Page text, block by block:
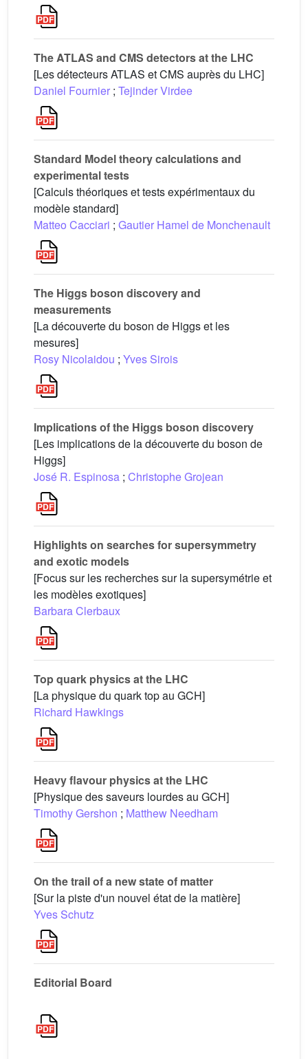
The ATLAS and CMS detectors at the LHC
[Les détecteurs ATLAS et CMS auprès du LHC]
Daniel Fournier ; Tejinder Virdee
Standard Model theory calculations and
experimental tests
[Calculs théoriques et tests expérimentaux du
modèle standard]
Matteo Cacciari ; Gautier Hamel de Monchenault
The Higgs boson discovery and
measurements
[La découverte du boson de Higgs et les
mesures]
Rosy Nicolaidou ; Yves Sirois
Implications of the Higgs boson discovery
[Les implications de la découverte du boson de
Higgs]
José R. Espinosa ; Christophe Grojean
Highlights on searches for supersymmetry
and exotic models
[Focus sur les recherches sur la supersymétrie et
les modèles exotiques]
Barbara Clerbaux
Top quark physics at the LHC
[La physique du quark top au GCH]
Richard Hawkings
Heavy flavour physics at the LHC
[Physique des saveurs lourdes au GCH]
Timothy Gershon ; Matthew Needham
On the trail of a new state of matter
[Sur la piste d'un nouvel état de la matière]
Yves Schutz
Editorial Board